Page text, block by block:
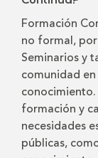
Formación
no formal,
Seminarios y
comunidad
formación y
necesidades
públicas,